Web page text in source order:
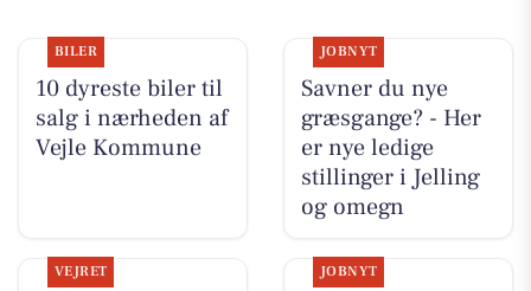
BILER
10 dyreste biler til
salg i nærheden af
Vejle Kommune
JOBNYT
Savner du nye
græsgange? - Her
er nye ledige
stillinger i Jelling
og omegn
VEJRET JOBNYT